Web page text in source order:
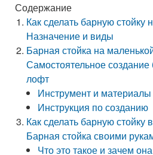
Содержание
Как сделать барную стойку
Назначение и виды
Барная стойка на
Самостоятельное создание
лофт
Инструмент и материалы
Инструкция по созданию
Как сделать барную
Барная стойка своими
Что это такое и зачем